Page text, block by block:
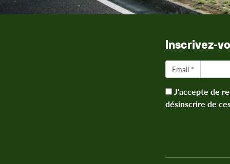
Inscrivez-
Email *
J'accepte de
désinscrire de